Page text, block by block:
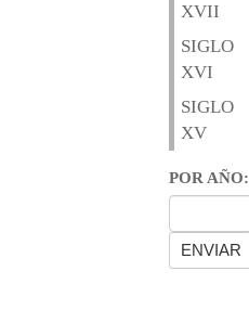
XVII
SIGLO
XVI
SIGLO
XV
POR AÑO: